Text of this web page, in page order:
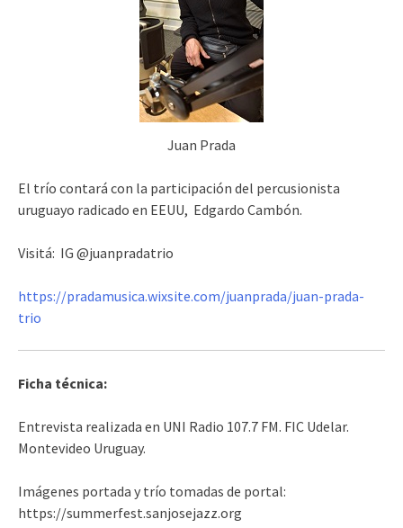
Juan Prada
El trío contará con la participación del percusionista
uruguayo radicado en EEUU, Edgardo Cambón.
Visitá: IG @juanpradatrio
https://pradamusica.wixsite.com/juanprada/juan-prada-
trio
Ficha técnica:
Entrevista realizada en UNI Radio 107.7 FM. FIC Udelar.
Montevideo Uruguay.
Imágenes portada y trío tomadas de portal:
https://summerfest.sanjosejazz.org